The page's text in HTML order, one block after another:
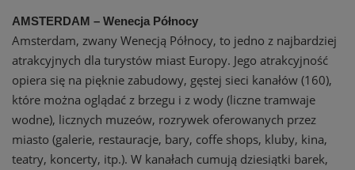
AMSTERDAM – Wenecja Północy
Amsterdam, zwany Wenecją Północy, to jedno z najbardziej
atrakcyjnych dla turystów miast Europy. Jego atrakcyjność
opiera się na pięknie zabudowy, gęstej sieci kanałów (160),
które można oglądać z brzegu i z wody (liczne tramwaje
wodne), licznych muzeów, rozrywek oferowanych przez
miasto (galerie, restauracje, bary, coffe shops, kluby, kina,
teatry, koncerty, itp.). W kanałach cumują dziesiątki barek,